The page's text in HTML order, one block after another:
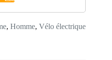
, Homme, Vélo électrique